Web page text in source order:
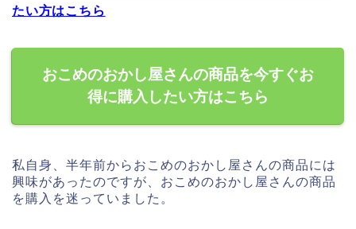
たい方はこちら
おこめのおかし屋さんの商品を今すぐお
得に購入したい方はこちら
私自身、半年前からおこめのおかし屋さんの商品には
興味があったのですが、おこめのおかし屋さんの商品
を購入を迷っていました。